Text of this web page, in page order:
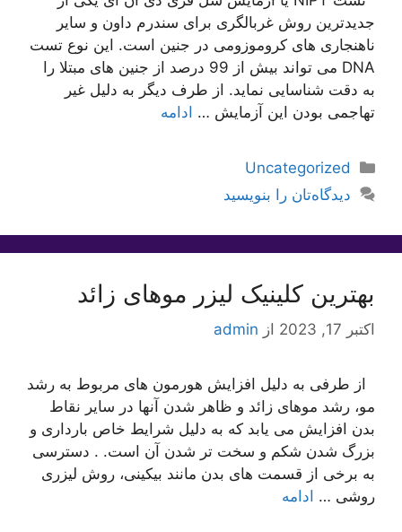
جدیدترین روش غربالگری برای سندرم داون و سایر
ناهنجاری های کروموزومی در جنین است. این نوع تست
DNA می تواند بیش از 99 درصد از جنین های مبتلا را
به دقت شناسایی نماید. از طرف دیگر به دلیل غیر
تهاجمی بودن این آزمایش … ادامه
دسته‌ها
Uncategorized
دیدگاه‌تان را بنویسید
بهترین کلینیک لیزر موهای زائد
اکتبر 17, 2023 از admin
از طرفی به دلیل افزایش هورمون های مربوط به رشد
مو، رشد موهای زائد و ظاهر شدن آنها در سایر نقاط
بدن افزایش می یابد که به دلیل شرایط خاص بارداری و
بزرگ شدن شکم و سخت تر شدن آن است. . دسترسی
به برخی از قسمت های بدن مانند بیکینی، روش لیزری
روشی … ادامه